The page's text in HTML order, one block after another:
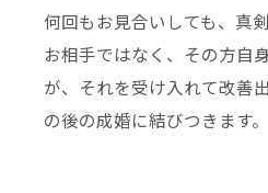
何回もお見合いしても、真
お相手ではなく、その方自
が、それを受け入れて改善
の後の成婚に結びつきます。